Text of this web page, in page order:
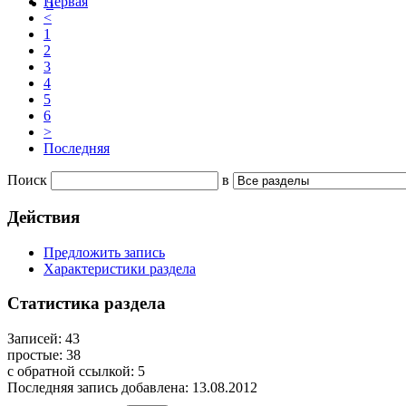
<
1
2
3
4
5
6
>
Последняя
Поиск в
Действия
Предложить запись
Характеристики раздела
Статистика раздела
Записей: 43
простые: 38
с обратной ссылкой: 5
Последняя запись добавлена: 13.08.2012